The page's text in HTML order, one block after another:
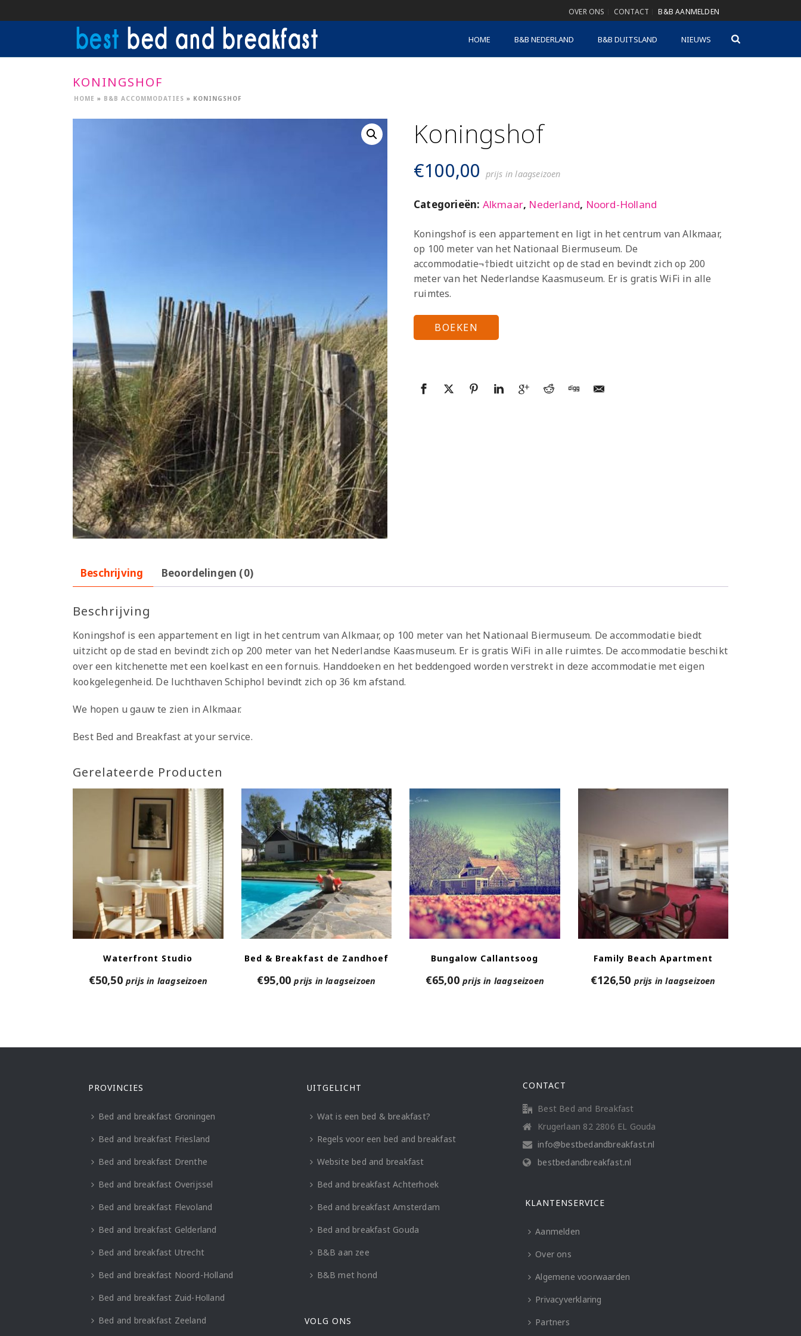
OVER ONS CONTACT B&B AANMELDEN
HOME B&B NEDERLAND B&B DUITSLAND NIEUWS
KONINGSHOF
HOME » B&B ACCOMMODATIES » KONINGSHOF
Koningshof
€100,00 prijs in laagseizoen
Categorieën: Alkmaar, Nederland, Noord-Holland
Koningshof is een appartement en ligt in het centrum van Alkmaar,
op 100 meter van het Nationaal Biermuseum. De
accommodatie¬†biedt uitzicht op de stad en bevindt zich op 200
meter van het Nederlandse Kaasmuseum. Er is gratis WiFi in alle
ruimtes.
BOEKEN
Beschrijving Beoordelingen (0)
Beschrijving
Koningshof is een appartement en ligt in het centrum van Alkmaar, op 100 meter van het Nationaal Biermuseum. De accommodatie biedt
uitzicht op de stad en bevindt zich op 200 meter van het Nederlandse Kaasmuseum. Er is gratis WiFi in alle ruimtes. De accommodatie beschikt
over een kitchenette met een koelkast en een fornuis. Handdoeken en het beddengoed worden verstrekt in deze accommodatie met eigen
kookgelegenheid. De luchthaven Schiphol bevindt zich op 36 km afstand.
We hopen u gauw te zien in Alkmaar.
Best Bed and Breakfast at your service.
Gerelateerde Producten
Waterfront Studio
€50,50 prijs in laagseizoen
Bed & Breakfast de Zandhoef
€95,00 prijs in laagseizoen
Bungalow Callantsoog
€65,00 prijs in laagseizoen
Family Beach Apartment
€126,50 prijs in laagseizoen
PROVINCIES
Bed and breakfast Groningen
Bed and breakfast Friesland
Bed and breakfast Drenthe
Bed and breakfast Overijssel
Bed and breakfast Flevoland
Bed and breakfast Gelderland
Bed and breakfast Utrecht
Bed and breakfast Noord-Holland
Bed and breakfast Zuid-Holland
Bed and breakfast Zeeland
UITGELICHT
Wat is een bed & breakfast?
Regels voor een bed and breakfast
Website bed and breakfast
Bed and breakfast Achterhoek
Bed and breakfast Amsterdam
Bed and breakfast Gouda
B&B aan zee
B&B met hond
VOLG ONS
CONTACT
Best Bed and Breakfast
Krugerlaan 82 2806 EL Gouda
info@bestbedandbreakfast.nl
bestbedandbreakfast.nl
KLANTENSERVICE
Aanmelden
Over ons
Algemene voorwaarden
Privacyverklaring
Partners